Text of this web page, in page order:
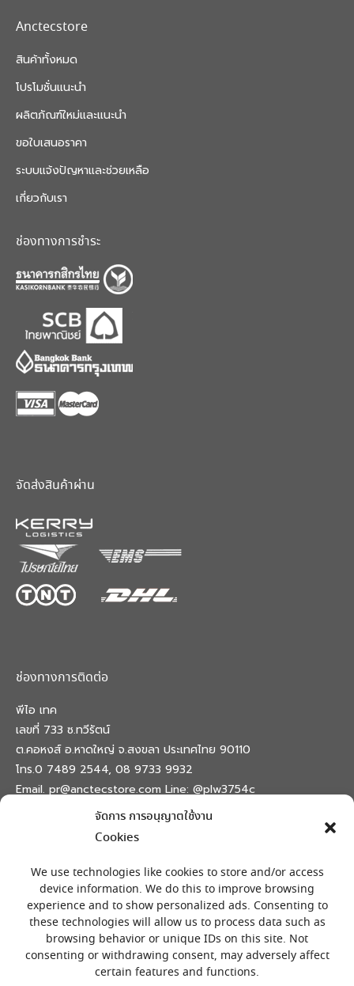
จัดการ การอนุญาตใช้งาน
Cookies
We use technologies like cookies to store and/or access
device information. We do this to improve browsing
experience and to show personalized ads. Consenting to
these technologies will allow us to process data such as
browsing behavior or unique IDs on this site. Not
consenting or withdrawing consent, may adversely affect
certain features and functions.
Anctecstore
สินค้าทั้งหมด
โปรโมชั่นแนะนำ
ผลิตภัณฑ์ใหม่และแนะนำ
ขอใบเสนอราคา
ระบบแจ้งปัญหาและช่วยเหลือ
เกี่ยวกับเรา
ช่องทางการชำระ
จัดส่งสินค้าผ่าน
ช่องทางการติดต่อ
พีไอ เทค
เลขที่ 733 ซ.ทวีรัตน์
ต.คอหงส์ อ.หาดใหญ่ จ.สงขลา ประเทศไทย 90110
โทร.0 7489 2544, 08 9733 9932
Email. pr@anctecstore.com Line: @plw3754c
opens
new
window
opens
in
new
window
opens
in
new
window
opens
in
new
window
เครื่องหมายลงทะเบียน